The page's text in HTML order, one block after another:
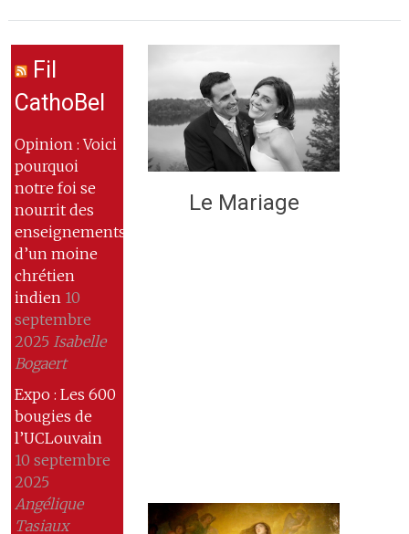
Fil
CathoBel
Opinion : Voici
pourquoi
notre foi se
nourrit des
enseignements
d’un moine
chrétien
indien 10
septembre
2025 Isabelle
Bogaert
Expo : Les 600
bougies de
l’UCLouvain
10 septembre
2025
Angélique
Tasiaux
Le Mariage